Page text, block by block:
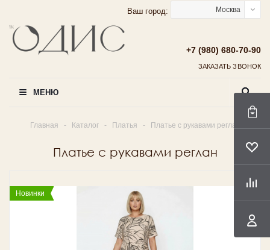
Ваш город: Москва
+7 (980) 680-70-90
ЗАКАЗАТЬ ЗВОНОК
МЕНЮ
Главная - Каталог - Платья - Платье с рукавами реглан
Платье с рукавами реглан
Новинки